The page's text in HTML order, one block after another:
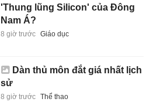
'Thung lũng Silicon' của Đông
Nam Á?
8 giờ trước Giáo dục
Dàn thủ môn đắt giá nhất lịch
sử
8 giờ trước Thể thao